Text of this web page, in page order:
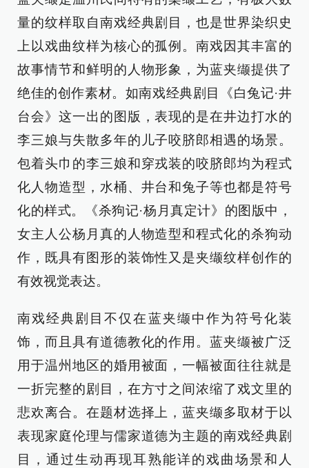
量的纹样取自南戏经典剧目，也是世界染织史
上以戏曲纹样为核心的孤例。南戏因其丰富的
故事情节和鲜明的人物形象，为蓝夹缬提供了
绝佳的创作素材。如南戏经典剧目《白兔记·井
台会》这一出的图版，表现的是在井边打水的
李三娘与失散多年的儿子咬脐郎相遇的场景。
包着头巾的李三娘和穿戎装的咬脐郎均为程式
化人物造型，水桶、井台和兔子等也都是符号
化的样式。《杀狗记·杨月真定计》的图版中，
女主人公杨月真的人物造型和程式化的杀狗动
作，既具有图形的装饰性又是夹缬纹样创作的
有效视觉表达。
南戏经典剧目不仅在蓝夹缬中作为符号化装
饰，而且具有道德教化的作用。蓝夹缬被广泛
用于温州地区的婚用被面，一幅被面往往就是
一折完整的剧目，在方寸之间浓缩了戏文里的
悲欢离合。在题材选择上，蓝夹缬多取材于以
表现家庭伦理与儒家道德为主题的南戏经典剧
目，通过生动再现耳熟能详的戏曲场景和人